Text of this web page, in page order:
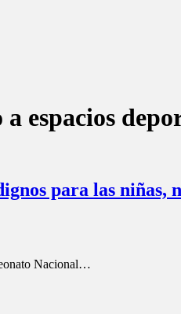
espacios
para las niñas,
Nacional…